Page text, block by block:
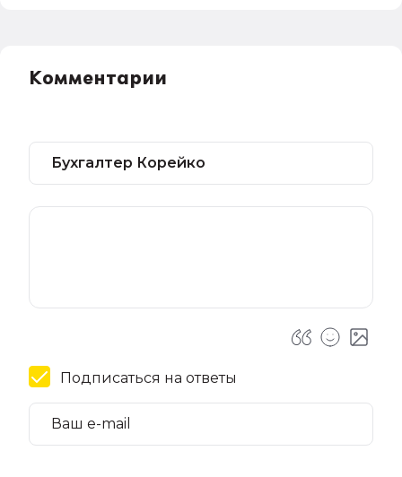
Комментарии
Подписаться на ответы